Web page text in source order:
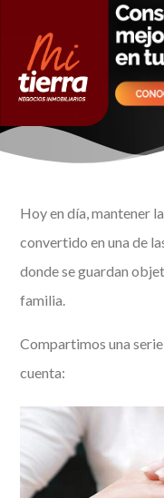
Hoy en día, mantener
convertido en una de
donde se guardan
familia.
Compartimos una
cuenta: